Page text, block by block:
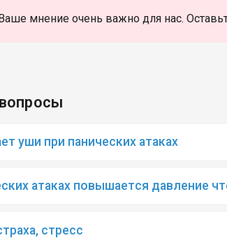
Ваше мнение очень важно для нас.
уши при панических атаках
атаках повышается давление
стресс